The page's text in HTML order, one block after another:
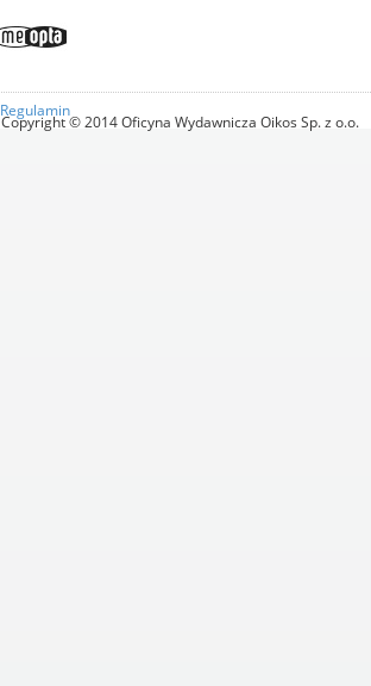
Regulamin
Copyright © 2014 Oficyna Wydawnicza Oikos Sp. z o.o.